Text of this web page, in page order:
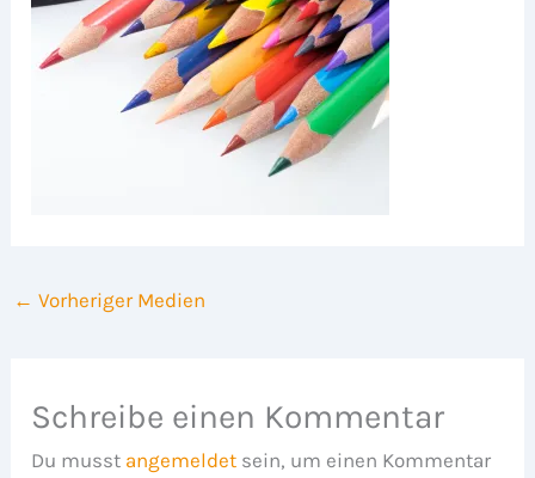
← Vorheriger Medien
Schreibe einen Kommentar
Du musst angemeldet sein, um einen Kommentar